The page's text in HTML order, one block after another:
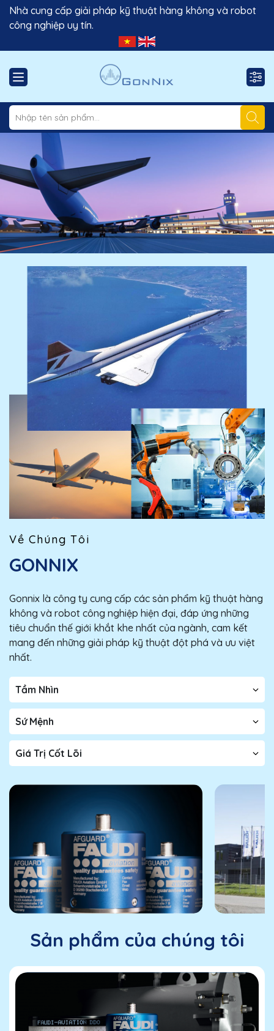
Nhà cung cấp giải pháp kỹ thuật hàng không và robot
công nghiệp uy tín.
Về Chúng Tôi
GONNIX
Gonnix là công ty cung cấp các sản phẩm kỹ thuật hàng
không và robot công nghiệp hiện đại, đáp ứng những
tiêu chuẩn thế giới khắt khe nhất của ngành, cam kết
mang đến những giải pháp kỹ thuật đột phá và ưu việt
nhất.
Tầm Nhìn
Sứ Mệnh
Giá Trị Cốt Lõi
Sản phẩm của chúng tôi